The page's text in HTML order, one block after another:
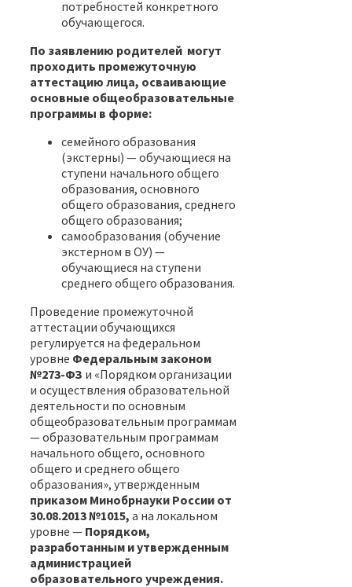
потребностей конкретного
обучающегося.
По заявлению родителей могут
проходить промежуточную
аттестацию лица, осваивающие
основные общеобразовательные
программы в форме:
семейного образования
(экстерны) — обучающиеся на
ступени начального общего
образования, основного
общего образования, среднего
общего образования;
самообразования (обучение
экстерном в ОУ) —
обучающиеся на ступени
среднего общего образования.
Проведение промежуточной
аттестации обучающихся
регулируется на федеральном
уровне Федеральным законом
№273-ФЗ и «Порядком организации
и осуществления образовательной
деятельности по основным
общеобразовательным программам
— образовательным программам
начального общего, основного
общего и среднего общего
образования», утвержденным
приказом Минобрнауки России от
30.08.2013 №1015, а на локальном
уровне — Порядком,
разработанным и утвержденным
администрацией
образовательного учреждения.